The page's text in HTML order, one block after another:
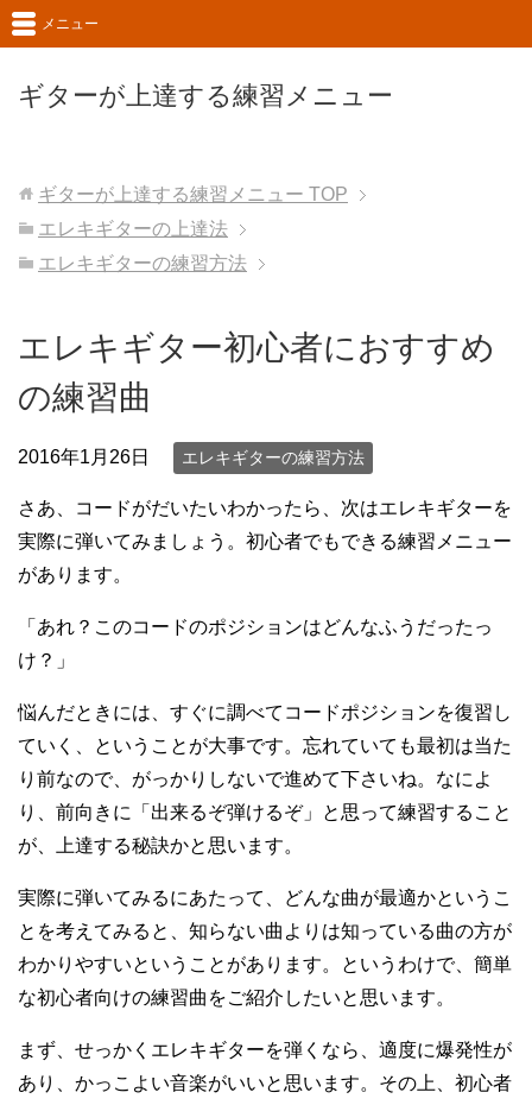
ギターが上達する練習メニュー
メニュー
ギターが上達する練習メニュー TOP
エレキギターの上達法
エレキギターの練習方法
エレキギター初心者におすすめ
の練習曲
2016年1月26日 エレキギターの練習方法
さあ、コードがだいたいわかったら、次はエレキギターを
実際に弾いてみましょう。初心者でもできる練習メニュー
があります。
「あれ？このコードのポジションはどんなふうだったっ
け？」
悩んだときには、すぐに調べてコードポジションを復習し
ていく、ということが大事です。忘れていても最初は当た
り前なので、がっかりしないで進めて下さいね。なによ
り、前向きに「出来るぞ弾けるぞ」と思って練習すること
が、上達する秘訣かと思います。
実際に弾いてみるにあたって、どんな曲が最適かというこ
とを考えてみると、知らない曲よりは知っている曲の方が
わかりやすいということがあります。というわけで、簡単
な初心者向けの練習曲をご紹介したいと思います。
まず、せっかくエレキギターを弾くなら、適度に爆発性が
あり、かっこよい音楽がいいと思います。その上、初心者